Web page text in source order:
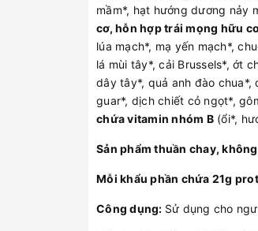
mầm*, hạt hướng dương nảy
cơ, hỗn hợp trái mọng hữu
lúa mạch*, mạ yến mạch*,
lá mùi tây*, cải Brussels*, ớt
dây tây*, quả anh đào chua*,
guar*, dịch chiết cỏ ngọt*,
chứa vitamin nhóm B(ổi*,
Sản phẩm thuần chay,
Mỗi khẩu phần chứa 21g
Công dụng: Sử dụng cho